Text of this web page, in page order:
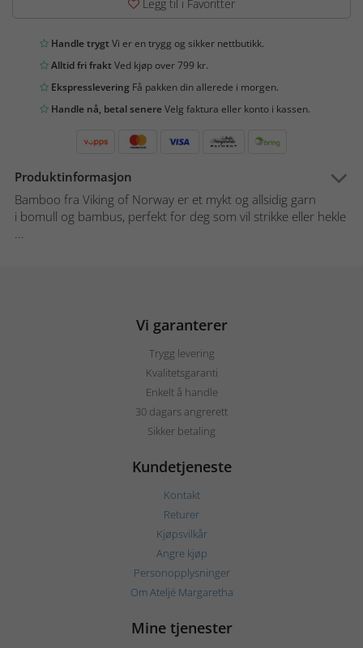
Legg til i Favoritter
Handle trygtVi er en trygg og sikker nettbutikk.
Alltid fri fraktVed kjøp over 799 kr.
Ekspresslevering Få pakken din allerede i morgen.
Handle nå, betal senereVelg faktura eller konto i kassen.
Produktinformasjon
Bamboo fra Viking of Norway er et mykt og allsidig garn
i bomull og bambus, perfekt for deg som vil strikke eller hekle
...
Vi garanterer
Trygg levering
Kvalitetsgaranti
Enkelt å handle
30 dagars angrerett
Sikker betaling
Kundetjeneste
Kontakt
Returer
Kjøpsvilkår
Angre kjøp
Personopplysninger
Om Ateljé Margaretha
Mine tjenester